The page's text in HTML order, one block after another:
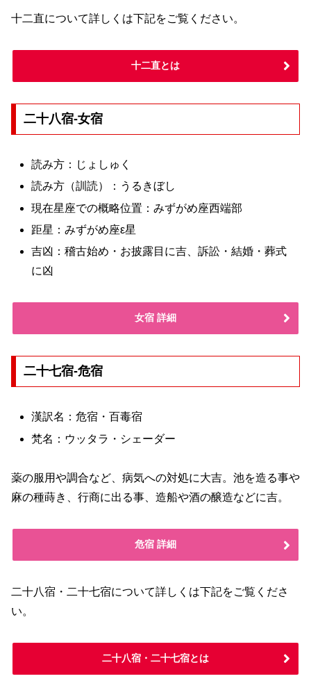
十二直について詳しくは下記をご覧ください。
十二直とは
二十八宿-女宿
読み方：じょしゅく
読み方（訓読）：うるきぼし
現在星座での概略位置：みずがめ座西端部
距星：みずがめ座ε星
吉凶：稽古始め・お披露目に吉、訴訟・結婚・葬式
に凶
女宿 詳細
二十七宿-危宿
漢訳名：危宿・百毒宿
梵名：ウッタラ・シェーダー
薬の服用や調合など、病気への対処に大吉。池を造る事や
麻の種蒔き、行商に出る事、造船や酒の醸造などに吉。
危宿 詳細
二十八宿・二十七宿について詳しくは下記をご覧くださ
い。
二十八宿・二十七宿とは